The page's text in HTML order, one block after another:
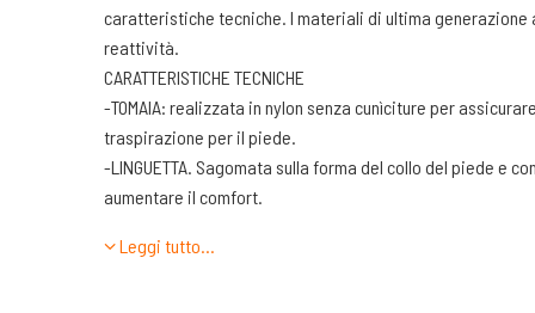
caratteristiche tecniche. I materiali di ultima generazione
reattività.
CARATTERISTICHE TECNICHE
-TOMAIA: realizzata in nylon senza cunìciture per
traspirazione per il piede.
-LINGUETTA. Sagomata sulla forma del collo del piede e
aumentare il comfort.
imbottitura per accogliere bene il calcagno e l’attaccatura
Leggi tutto…